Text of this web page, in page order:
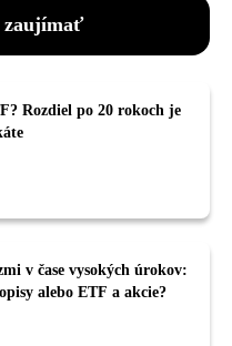
zaujímať
Rozdiel po 20 rokoch je
v čase vysokých úrokov:
alebo ETF a akcie?